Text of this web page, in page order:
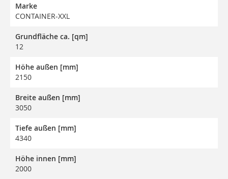
Marke
CONTAINER-XXL
Grundfläche ca. [qm]
12
Höhe außen [mm]
2150
Breite außen [mm]
3050
Tiefe außen [mm]
4340
Höhe innen [mm]
2000